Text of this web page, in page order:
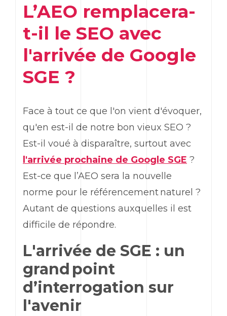
L’AEO remplacera-
t-il le SEO avec
l'arrivée de Google
SGE ?
Face à tout ce que l'on vient d'évoquer,
qu'en est-il de notre bon vieux SEO ?
Est-il voué à disparaître, surtout avec
l'arrivée prochaine de Google SGE ?
Est-ce que l’AEO sera la nouvelle
norme pour le référencement naturel ?
Autant de questions auxquelles il est
difficile de répondre.
L'arrivée de SGE : un
grand point
d’interrogation sur
l'avenir